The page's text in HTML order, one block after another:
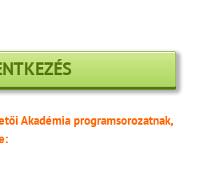
Akadémia programsorozatnak,